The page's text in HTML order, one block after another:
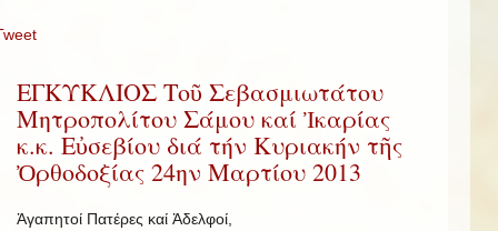
ΕΓΚΥΚΛΙΟΣ Τοῦ Σεβασμιωτάτου
Μητροπολίτου Σάμου καί Ἰκαρίας
κ.κ. Εὐσεβίου διά τήν Κυριακήν τῆς
Ὀρθοδοξίας 24ην Μαρτίου 2013
Ἀγαπητοί Πατέρες καί Ἀδελφοί,